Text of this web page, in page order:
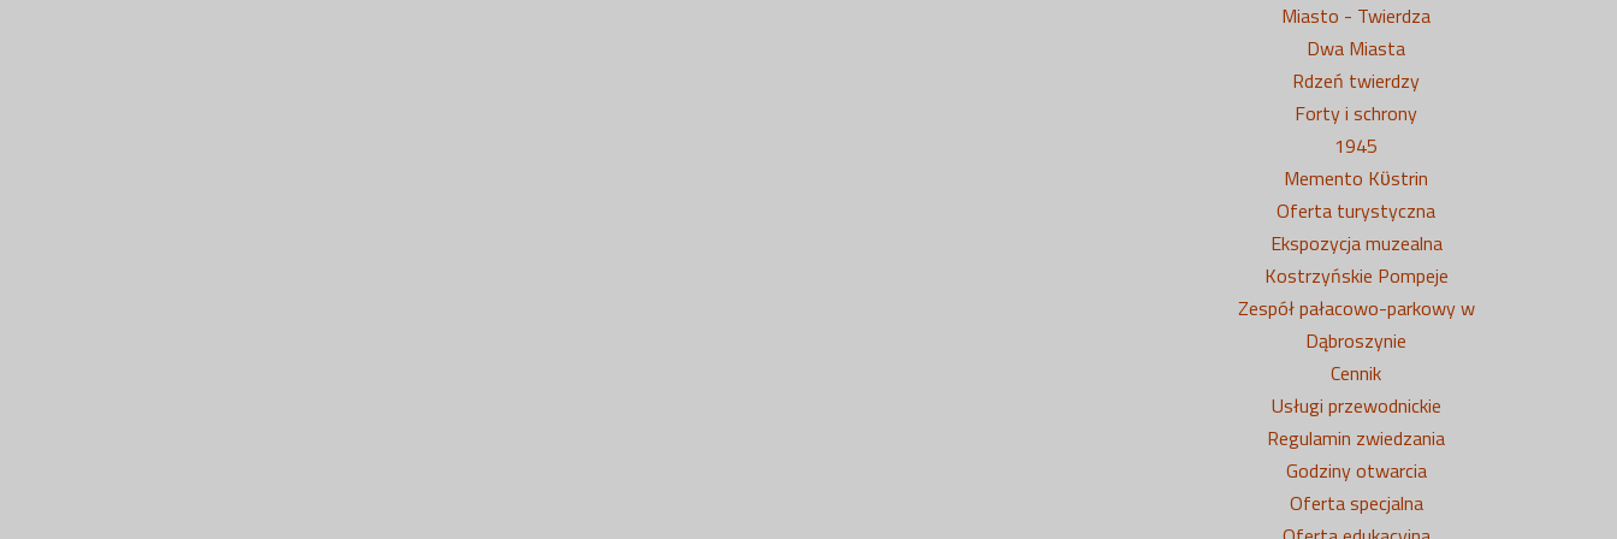
Miasto - Twierdza
Dwa Miasta
Rdzeń twierdzy
Forty i schrony
1945
Memento Kϋstrin
Oferta turystyczna
Ekspozycja muzealna
Kostrzyńskie Pompeje
Zespół pałacowo-parkowy w
Dąbroszynie
Cennik
Usługi przewodnickie
Regulamin zwiedzania
Godziny otwarcia
Oferta specjalna